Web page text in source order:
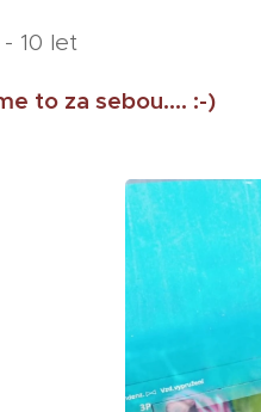
10 let
to za sebou.... :-)